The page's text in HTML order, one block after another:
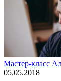
Мастер-класс
05.05.2018